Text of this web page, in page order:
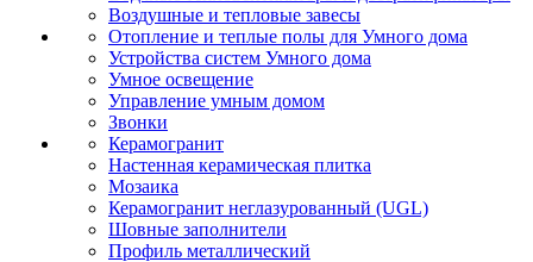
Воздушные и тепловые завесы
Отопление и теплые полы для Умного дома
Устройства систем Умного дома
Умное освещение
Управление умным домом
Звонки
Керамогранит
Настенная керамическая плитка
Мозаика
Керамогранит неглазурованный (UGL)
Шовные заполнители
Профиль металлический